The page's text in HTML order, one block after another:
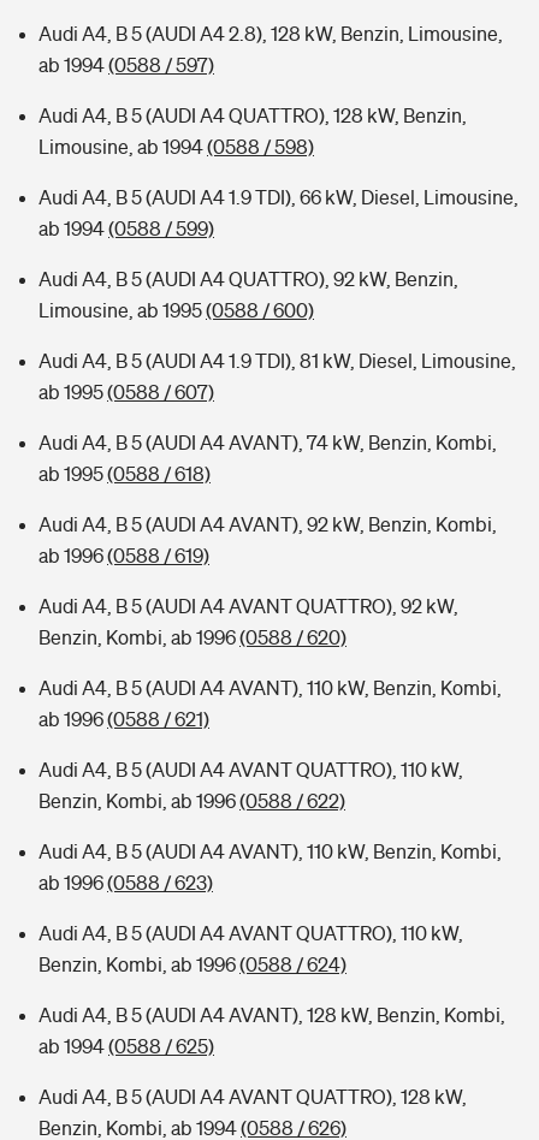
Audi A4, B 5 (AUDI A4 2.8), 128 kW, Benzin, Limousine,
ab 1994(0588 / 597)
Audi A4, B 5 (AUDI A4 QUATTRO), 128 kW, Benzin,
Limousine, ab 1994(0588 / 598)
Audi A4, B 5 (AUDI A4 1.9 TDI), 66 kW, Diesel, Limousine,
ab 1994(0588 / 599)
Audi A4, B 5 (AUDI A4 QUATTRO), 92 kW, Benzin,
Limousine, ab 1995(0588 / 600)
Audi A4, B 5 (AUDI A4 1.9 TDI), 81 kW, Diesel, Limousine,
ab 1995(0588 / 607)
Audi A4, B 5 (AUDI A4 AVANT), 74 kW, Benzin, Kombi,
ab 1995(0588 / 618)
Audi A4, B 5 (AUDI A4 AVANT), 92 kW, Benzin, Kombi,
ab 1996(0588 / 619)
Audi A4, B 5 (AUDI A4 AVANT QUATTRO), 92 kW,
Benzin, Kombi, ab 1996(0588 / 620)
Audi A4, B 5 (AUDI A4 AVANT), 110 kW, Benzin, Kombi,
ab 1996(0588 / 621)
Audi A4, B 5 (AUDI A4 AVANT QUATTRO), 110 kW,
Benzin, Kombi, ab 1996(0588 / 622)
Audi A4, B 5 (AUDI A4 AVANT), 110 kW, Benzin, Kombi,
ab 1996(0588 / 623)
Audi A4, B 5 (AUDI A4 AVANT QUATTRO), 110 kW,
Benzin, Kombi, ab 1996(0588 / 624)
Audi A4, B 5 (AUDI A4 AVANT), 128 kW, Benzin, Kombi,
ab 1994(0588 / 625)
Audi A4, B 5 (AUDI A4 AVANT QUATTRO), 128 kW,
Benzin, Kombi, ab 1994(0588 / 626)